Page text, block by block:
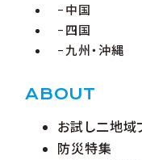
中国
四国
九州・沖縄
ABOUT
お試し二地域
防災特集